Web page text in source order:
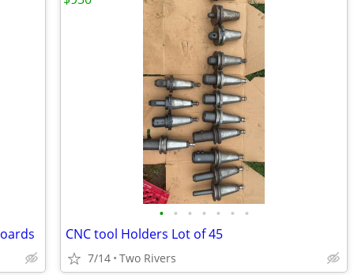
• • • • • • •
CNC tool Holders Lot of 45
7/14 Two Rivers